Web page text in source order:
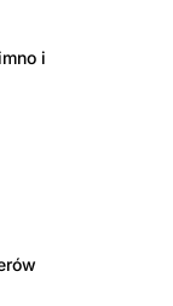
i